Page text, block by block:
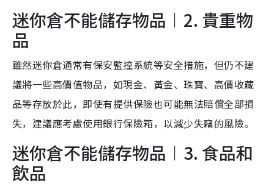
迷你倉不能儲存物品︱2. 貴重物
品
雖然迷你倉通常有保安監控系統等安全措施，但仍不建
議將一些高價值物品，如現金、黃金、珠寶、高價收藏
品等存放於此，即使有提供保險也可能無法賠償全部損
失，建議應考慮使用銀行保險箱，以減少失竊的風險。
迷你倉不能儲存物品︱3. 食品和
飲品